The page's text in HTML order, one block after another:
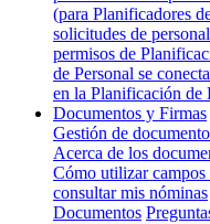
(para Planificadores
solicitudes de
permisos de
de Personal se
en la Planificación de
Documentos y Firmas
Gestión de
Acerca de los
Cómo utilizar campos
consultar mis nóminas
Documentos